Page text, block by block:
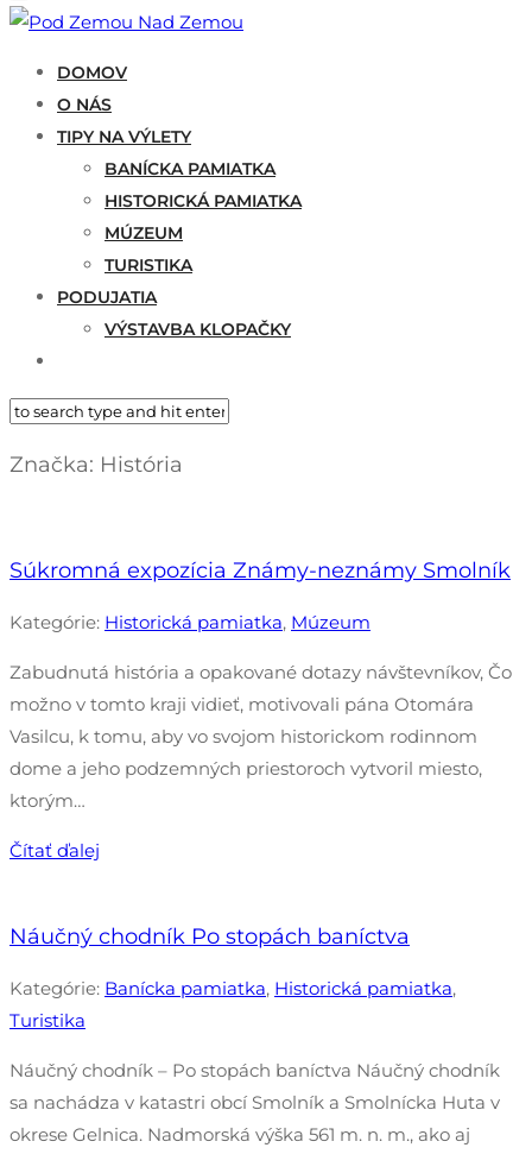
DOMOV
O NÁS
TIPY NA VÝLETY
BANÍCKA PAMIATKA
HISTORICKÁ PAMIATKA
MÚZEUM
TURISTIKA
PODUJATIA
VÝSTAVBA KLOPAČKY
Značka: História
Súkromná expozícia Známy-neznámy Smolník
Kategórie: Historická pamiatka, Múzeum
Zabudnutá história a opakované dotazy návštevníkov, Čo
možno v tomto kraji vidieť, motivovali pána Otomára
Vasilcu, k tomu, aby vo svojom historickom rodinnom
dome a jeho podzemných priestoroch vytvoril miesto,
ktorým…
Čítať ďalej
Náučný chodník Po stopách baníctva
Kategórie: Banícka pamiatka, Historická pamiatka,
Turistika
Náučný chodník – Po stopách baníctva Náučný chodník
sa nachádza v katastri obcí Smolník a Smolnícka Huta v
okrese Gelnica. Nadmorská výška 561 m. n. m., ako aj